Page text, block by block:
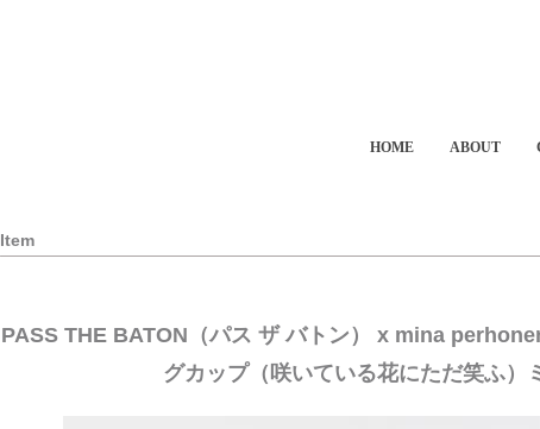
HOME ABOUT
Item
PASS THE BATON（パス ザ バトン） x mina
グカップ（咲いている花にただ笑ふ）